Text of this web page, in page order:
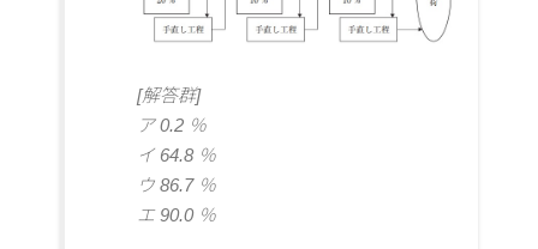
[解答群]
ア 0.2 ％
イ 64.8 ％
ウ 86.7 ％
エ 90.0 ％